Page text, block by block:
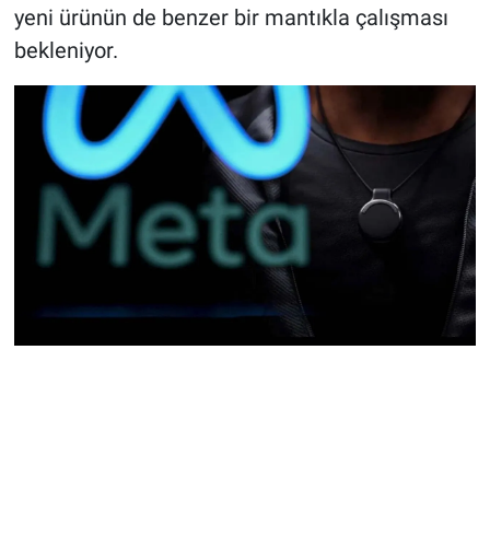
yeni ürünün de benzer bir mantıkla çalışması
bekleniyor.